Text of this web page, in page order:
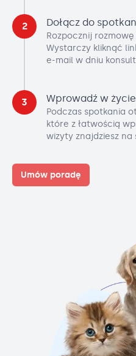
2 Dołącz do
Rozpocznij
Wystarczy kliknąć
e-mail w dniu
3 Wprowadź w
Podczas spotkania
które z łatwością
wizyty znajdziesz
Umów poradę